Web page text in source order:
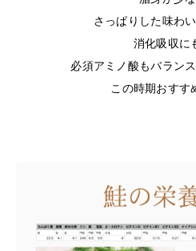
さっぱりした味わ
消化吸収に
必須アミノ酸もバラン
この時期おすす